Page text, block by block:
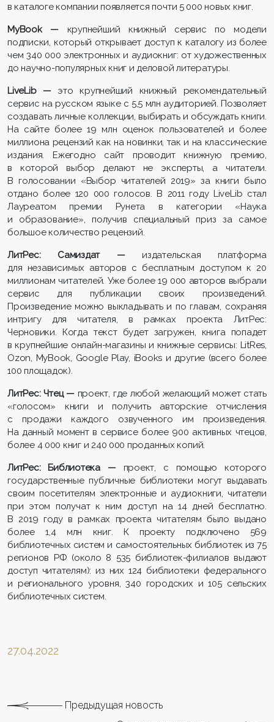
в каталоге компании появляется почти 5 000 новых книг.
MyBook — крупнейший книжный сервис по модели
подписки, который открывает доступ к каталогу из более
чем 340 000 электронных и аудиокниг: от художественных
до научно-популярных книг и деловой литературы.
LiveLib — это крупнейший книжный рекомендательный
сервис на русском языке с 5,5 млн аудиторией. Позволяет
создавать личные коллекции, выбирать и обсуждать книги.
На сайте более 19 млн оценок пользователей и более
миллиона рецензий как на новинки, так и на классические
издания. Ежегодно сайт проводит книжную премию,
в которой выбор делают не эксперты, а читатели.
В голосовании «Выбор читателей 2019» за книги было
отдано более 120 000 голосов. В 2011 году LiveLib стал
Лауреатом премии Рунета в категории «Наука
и образование», получив специальный приз за самое
большое количество рецензий.
ЛитРес: Самиздат —издательская платформа
для независимых авторов с бесплатным доступом к 20
миллионам читателей. Уже более 19 000 авторов выбрали
сервис для публикации своих произведений.
Произведение можно выкладывать и по главам, сохраняя
интригу для читателя, в рамках проекта ЛитРес:
Черновики. Когда текст будет загружен, книга попадет
в крупнейшие онлайн-магазины и книжные сервисы: LitRes,
Ozon, MyBook, Google Play, iBooks и другие (всего более
100 площадок).
ЛитРес: Чтец — проект, где любой желающий может стать
«голосом» книги и получить авторские отчисления
с продажи каждого озвученного им произведения.
На данный момент в сервисе более 900 активных чтецов,
более 4 000 книг и 240 000 проданных копий.
ЛитРес: Библиотека — проект, с помощью которого
государственные публичные библиотеки могут выдавать
своим посетителям электронные и аудиокниги, читатели
при этом получат к ним доступ на 14 дней бесплатно.
В 2019 году в рамках проекта читателям было выдано
более 1,4 млн книг. К проекту подключено 569
библиотечных систем и самостоятельных библиотек из 75
регионов РФ (около 8 535 библиотек-филиалов выдают
доступ читателям): из них 124 библиотеки федерального
и регионального уровня, 340 городских и 105 сельских
библиотечных систем.
27.04.2022
Предыдущая новость